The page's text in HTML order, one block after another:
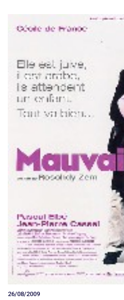
26/08/2009